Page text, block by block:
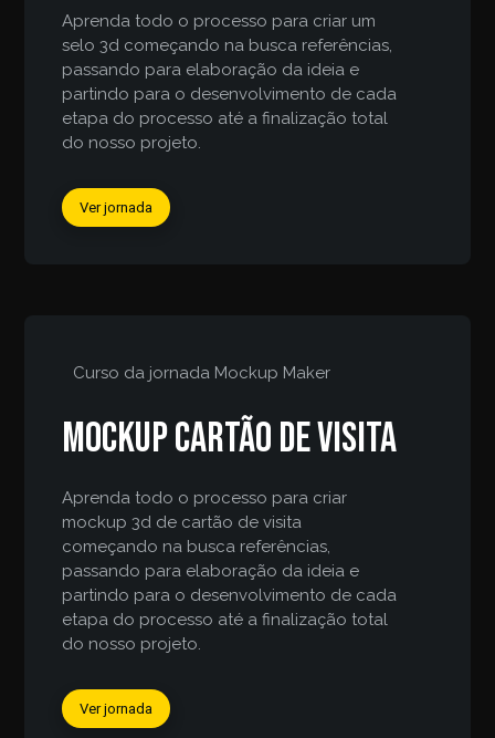
Aprenda todo o processo para criar um
selo 3d começando na busca referências,
passando para elaboração da ideia e
partindo para o desenvolvimento de cada
etapa do processo até a finalização total
do nosso projeto.
Ver jornada
Curso da jornada Mockup Maker
Mockup cartão de visita
Aprenda todo o processo para criar
mockup 3d de cartão de visita
começando na busca referências,
passando para elaboração da ideia e
partindo para o desenvolvimento de cada
etapa do processo até a finalização total
do nosso projeto.
Ver jornada